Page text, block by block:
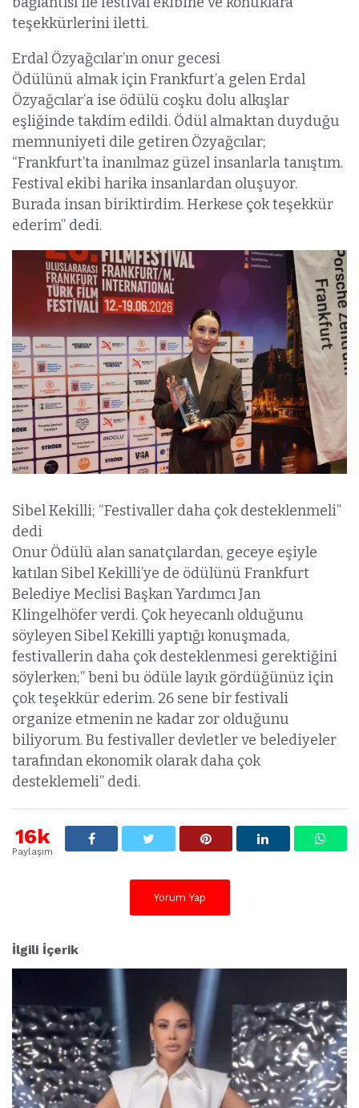
teşekkürlerini iletti.
Erdal Özyağcılar’ın onur gecesi
Ödülünü almak için Frankfurt’a gelen Erdal
Özyağcılar’a ise ödülü coşku dolu alkışlar
eşliğinde takdim edildi. Ödül almaktan duyduğu
memnuniyeti dile getiren Özyağcılar;
“Frankfurt’ta inanılmaz güzel insanlarla tanıştım.
Festival ekibi harika insanlardan oluşuyor.
Burada insan biriktirdim. Herkese çok teşekkür
ederim” dedi.
Sibel Kekilli; “Festivaller daha çok desteklenmeli”
dedi
Onur Ödülü alan sanatçılardan, geceye eşiyle
katılan Sibel Kekilli’ye de ödülünü Frankfurt
Belediye Meclisi Başkan Yardımcı Jan
Klingelhöfer verdi. Çok heyecanlı olduğunu
söyleyen Sibel Kekilli yaptığı konuşmada,
festivallerin daha çok desteklenmesi gerektiğini
söylerken;” beni bu ödüle layık gördüğünüz için
çok teşekkür ederim. 26 sene bir festivali
organize etmenin ne kadar zor olduğunu
biliyorum. Bu festivaller devletler ve belediyeler
tarafından ekonomik olarak daha çok
desteklemeli” dedi.
16k
Paylaşım
Yorum Yap
İlgili İçerik